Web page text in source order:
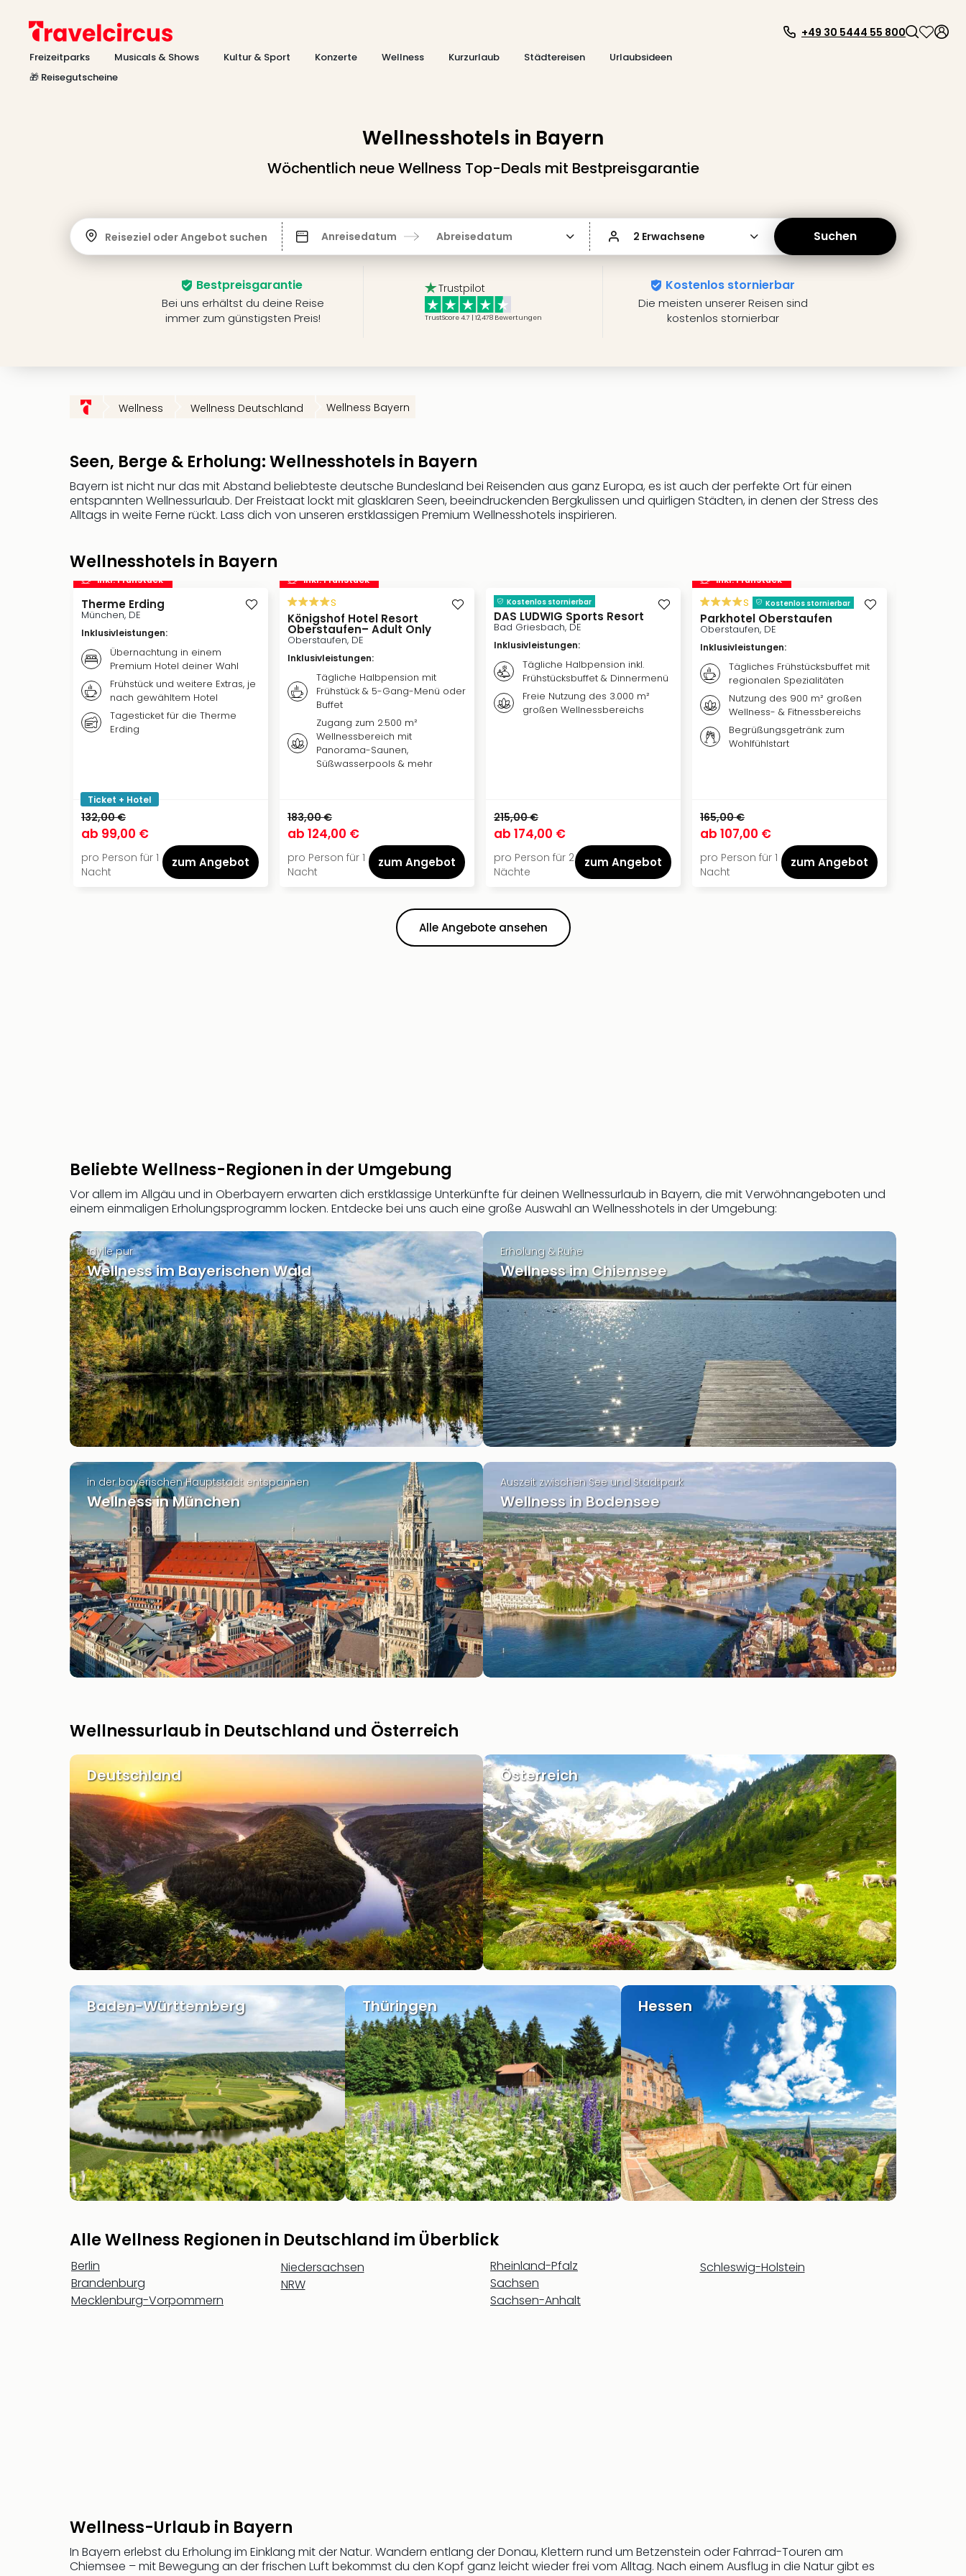
Freizeitparks Musicals & Shows Kultur & Sport Konzerte Wellness Kurzurlaub Städtereisen
Urlaubsideen
🎁 Reisegutscheine
+49 30 5444 55 800
Wellnesshotels in Bayern
Wöchentlich neue Wellness Top-Deals mit Bestpreisgarantie
Reiseziel oder Angebot suchen Anreisedatum Abreisedatum 2 Erwachsene Suchen
Bestpreisgarantie
Bei uns erhältst du deine Reise
immer zum günstigsten Preis!
Trustpilot
TrustScore 4.7 | 12,478 Bewertungen
Kostenlos stornierbar
Die meisten unserer Reisen sind
kostenlos stornierbar
Wellness Wellness Deutschland Wellness Bayern
Seen, Berge & Erholung: Wellnesshotels in Bayern
Bayern ist nicht nur das mit Abstand beliebteste deutsche Bundesland bei Reisenden aus ganz Europa, es ist auch der perfekte Ort für einen
entspannten Wellnessurlaub. Der Freistaat lockt mit glasklaren Seen, beeindruckenden Bergkulissen und quirligen Städten, in denen der Stress des
Alltags in weite Ferne rückt. Lass dich von unseren erstklassigen Premium Wellnesshotels inspirieren.
Wellnesshotels in Bayern
inkl. Frühstück
Therme Erding
München, DE
Inklusivleistungen:
Übernachtung in einem
Premium Hotel deiner Wahl
Frühstück und weitere Extras, je
nach gewähltem Hotel
Tagesticket für die Therme
Erding
Ticket + Hotel
132,00 €
ab 99,00 €
pro Person für 1
Nacht
zum Angebot
inkl. Frühstück
s
Königshof Hotel Resort
Oberstaufen– Adult Only
Oberstaufen, DE
Inklusivleistungen:
Tägliche Halbpension mit
Frühstück & 5-Gang-Menü oder
Buffet
Zugang zum 2.500 m²
Wellnessbereich mit
Panorama-Saunen,
Süßwasserpools & mehr
183,00 €
ab 124,00 €
pro Person für 1
Nacht
zum Angebot
Kostenlos stornierbar
DAS LUDWIG Sports Resort
Bad Griesbach, DE
Inklusivleistungen:
Tägliche Halbpension inkl.
Frühstücksbuffet & Dinnermenü
Freie Nutzung des 3.000 m²
großen Wellnessbereichs
215,00 €
ab 174,00 €
pro Person für 2
Nächte
zum Angebot
inkl. Frühstück
s Kostenlos stornierbar
Parkhotel Oberstaufen
Oberstaufen, DE
Inklusivleistungen:
Tägliches Frühstücksbuffet mit
regionalen Spezialitäten
Nutzung des 900 m² großen
Wellness- & Fitnessbereichs
Begrüßungsgetränk zum
Wohlfühlstart
165,00 €
ab 107,00 €
pro Person für 1
Nacht
zum Angebot
Alle Angebote ansehen
Beliebte Wellness-Regionen in der Umgebung
Vor allem im Allgäu und in Oberbayern erwarten dich erstklassige Unterkünfte für deinen Wellnessurlaub in Bayern, die mit Verwöhnangeboten und
einem einmaligen Erholungsprogramm locken. Entdecke bei uns auch eine große Auswahl an Wellnesshotels in der Umgebung:
Idylle pur
Wellness im Bayerischen Wald
Erholung & Ruhe
Wellness im Chiemsee
in der bayerischen Hauptstadt entspannen
Wellness in München
Auszeit zwischen See und Stadtpark
Wellness in Bodensee
Wellnessurlaub in Deutschland und Österreich
Deutschland Österreich
Baden-Württemberg Thüringen Hessen
Alle Wellness Regionen in Deutschland im Überblick
Berlin
Brandenburg
Mecklenburg-Vorpommern
Niedersachsen
NRW
Rheinland-Pfalz
Sachsen
Sachsen-Anhalt
Schleswig-Holstein
Wellness-Urlaub in Bayern
In Bayern erlebst du Erholung im Einklang mit der Natur. Wandern entlang der Donau, Klettern rund um Betzenstein oder Fahrrad-Touren am
Chiemsee – mit Bewegung an der frischen Luft bekommst du den Kopf ganz leicht wieder frei vom Alltag. Nach einem Ausflug in die Natur gibt es